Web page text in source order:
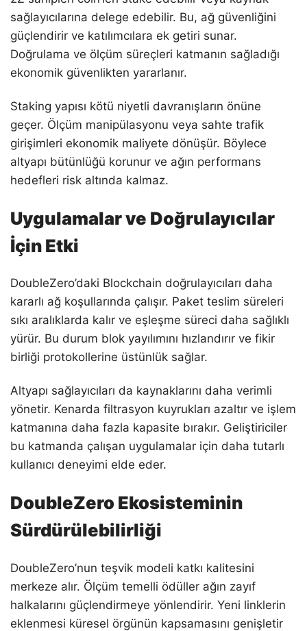
sağlayıcılarına delege edebilir. Bu, ağ güvenliğini
güçlendirir ve katılımcılara ek getiri sunar.
Doğrulama ve ölçüm süreçleri katmanın sağladığı
ekonomik güvenlikten yararlanır.
Staking yapısı kötü niyetli davranışların önüne
geçer. Ölçüm manipülasyonu veya sahte trafik
girişimleri ekonomik maliyete dönüşür. Böylece
altyapı bütünlüğü korunur ve ağın performans
hedefleri risk altında kalmaz.
Uygulamalar ve Doğrulayıcılar
İçin Etki
DoubleZero’daki Blockchain doğrulayıcıları daha
kararlı ağ koşullarında çalışır. Paket teslim süreleri
sıkı aralıklarda kalır ve eşleşme süreci daha sağlıklı
yürür. Bu durum blok yayılımını hızlandırır ve fikir
birliği protokollerine üstünlük sağlar.
Altyapı sağlayıcıları da kaynaklarını daha verimli
yönetir. Kenarda filtrasyon kuyrukları azaltır ve işlem
katmanına daha fazla kapasite bırakır. Geliştiriciler
bu katmanda çalışan uygulamalar için daha tutarlı
kullanıcı deneyimi elde eder.
DoubleZero Ekosisteminin
Sürdürülebilirliği
DoubleZero’nun teşvik modeli katkı kalitesini
merkeze alır. Ölçüm temelli ödüller ağın zayıf
halkalarını güçlendirmeye yönlendirir. Yeni linklerin
eklenmesi küresel örgünün kapsamasını genişletir